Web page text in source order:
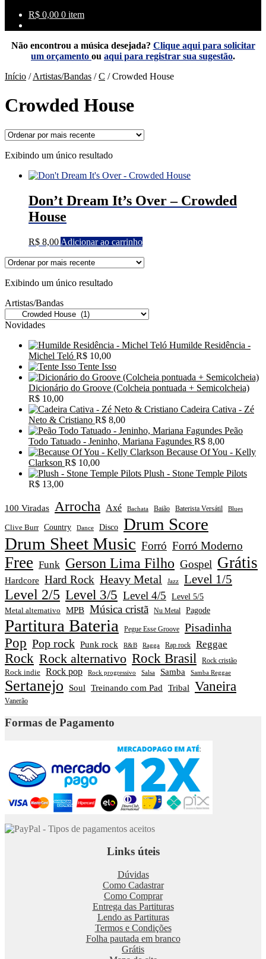
R$ 0,00 0 item
Não encontrou a música desejada? Clique aqui para solicitar
um orçamento ou aqui para registrar sua sugestão.
Início /Artistas/Bandas /C /Crowded House
Crowded House
Exibindo um único resultado
Don’t Dream It’s Over – Crowded
House
R$ 8,00 Adicionar ao carrinho
Exibindo um único resultado
Artistas/Bandas
Novidades
Humilde Residência -
Michel Teló R$ 10,00
Tente Isso
Dicionário do Groove (Colcheia pontuada + Semicolcheia)
R$ 10,00
Cadeira Cativa - Zé
Neto & Cristiano R$ 8,00
Peão
Todo Tatuado - Jeninho, Mariana Fagundes R$ 8,00
Because Of You - Kelly
Clarkson R$ 10,00
Plush - Stone Temple Pilots
R$ 13,00
100 Viradas Arrocha Axé Bachata Baião Baterista Versátil Blues
Clive Burr Country Dance Disco Drum Score
Drum Sheet Music Forró Forró Moderno
Free Funk Gerson Lima Filho Gospel Grátis
Hardcore Hard Rock Heavy Metal Jazz Level 1/5
Level 2/5 Level 3/5 Level 4/5 Level 5/5
Metal alternativo MPB Música cristã Nu Metal Pagode
Partitura Bateria Pegue Esse Groove Pisadinha
Pop Pop rock Punk rock R&B Ragga Rap rock Reggae
Rock Rock alternativo Rock Brasil Rock cristão
Rock indie Rock pop Rock progressivo Salsa Samba Samba Reggae
Sertanejo Soul Treinando com Pad Tribal Vaneira
Vanerão
Formas de Pagamento
Links úteis
Dúvidas
Como Cadastrar
Como Comprar
Entrega das Partituras
Lendo as Partituras
Termos e Condições
Folha pautada em branco
Grátis